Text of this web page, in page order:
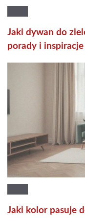
Jaki dywan do
porady i inspiracje
Jaki kolor pasuje